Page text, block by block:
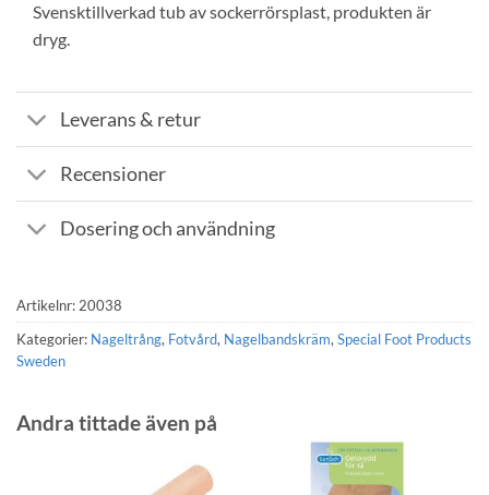
Svensktillverkad tub av sockerrörsplast, produkten är
dryg.
Leverans & retur
Recensioner
Dosering och användning
Artikelnr: 20038
Kategorier: Nageltrång, Fotvård, Nagelbandskräm, Special Foot Products
Sweden
Andra tittade även på